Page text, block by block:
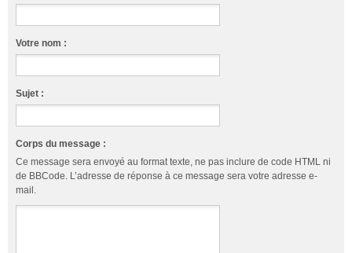
Votre nom :
Sujet :
Corps du message :
Ce message sera envoyé au format texte, ne pas inclure de code HTML ni
de BBCode. L’adresse de réponse à ce message sera votre adresse e-
mail.